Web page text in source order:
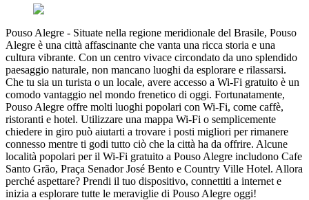
Pouso Alegre - Situate nella regione meridionale del Brasile, Pouso
Alegre è una città affascinante che vanta una ricca storia e una
cultura vibrante. Con un centro vivace circondato da uno splendido
paesaggio naturale, non mancano luoghi da esplorare e rilassarsi.
Che tu sia un turista o un locale, avere accesso a Wi-Fi gratuito è un
comodo vantaggio nel mondo frenetico di oggi. Fortunatamente,
Pouso Alegre offre molti luoghi popolari con Wi-Fi, come caffè,
ristoranti e hotel. Utilizzare una mappa Wi-Fi o semplicemente
chiedere in giro può aiutarti a trovare i posti migliori per rimanere
connesso mentre ti godi tutto ciò che la città ha da offrire. Alcune
località popolari per il Wi-Fi gratuito a Pouso Alegre includono Cafe
Santo Grão, Praça Senador José Bento e Country Ville Hotel. Allora
perché aspettare? Prendi il tuo dispositivo, connettiti a internet e
inizia a esplorare tutte le meraviglie di Pouso Alegre oggi!